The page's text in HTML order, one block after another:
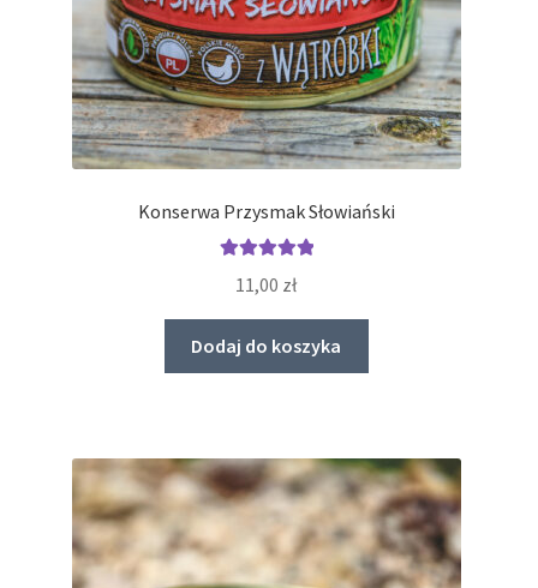
Konserwa Przysmak Słowiański
5.00
11,00 zł
Dodaj do koszyka